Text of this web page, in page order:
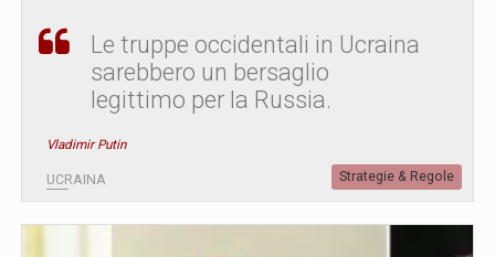
Le truppe occidentali in Ucraina
sarebbero un bersaglio
legittimo per la Russia.
Vladimir Putin
UCRAINA Strategie & Regole